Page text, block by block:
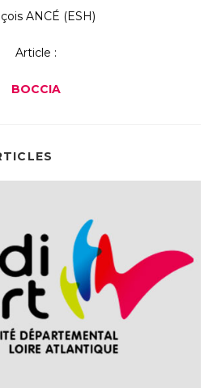
ANCÉ (ESH)
Article :
BOCCIA